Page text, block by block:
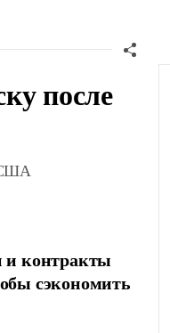
после
США
и контракты
сэкономить